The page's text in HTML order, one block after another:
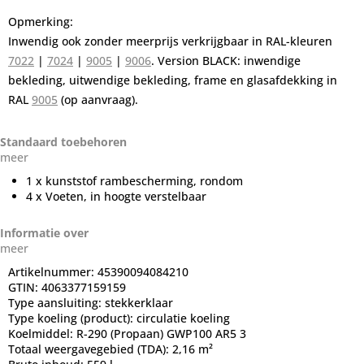
Opmerking:
Inwendig ook zonder meerprijs verkrijgbaar in RAL-kleuren
7022 | 7024 | 9005 | 9006. Version BLACK: inwendige
bekleding, uitwendige bekleding, frame en glasafdekking in
RAL 9005 (op aanvraag).
Standaard toebehoren
meer
1 x kunststof rambescherming, rondom
4 x Voeten, in hoogte verstelbaar
Informatie over
meer
Artikelnummer: 45390094084210
GTIN: 4063377159159
Type aansluiting: stekkerklaar
Type koeling (product): circulatie koeling
Koelmiddel: R-290 (Propaan) GWP100 AR5 3
Totaal weergavegebied (TDA): 2,16 m²